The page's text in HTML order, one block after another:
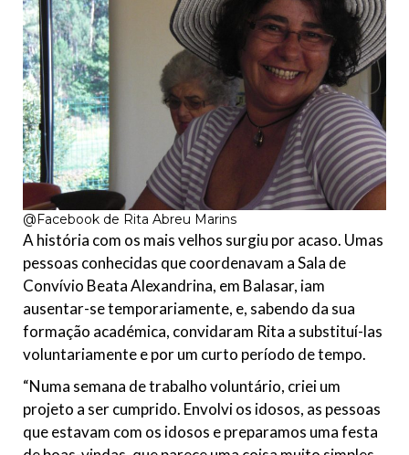
@Facebook de Rita Abreu Marins
A história com os mais velhos surgiu por acaso. Umas
pessoas conhecidas que coordenavam a Sala de
Convívio Beata Alexandrina, em Balasar, iam
ausentar-se temporariamente, e, sabendo da sua
formação académica, convidaram Rita a substituí-las
voluntariamente e por um curto período de tempo.
“Numa semana de trabalho voluntário, criei um
projeto a ser cumprido. Envolvi os idosos, as pessoas
que estavam com os idosos e preparamos uma festa